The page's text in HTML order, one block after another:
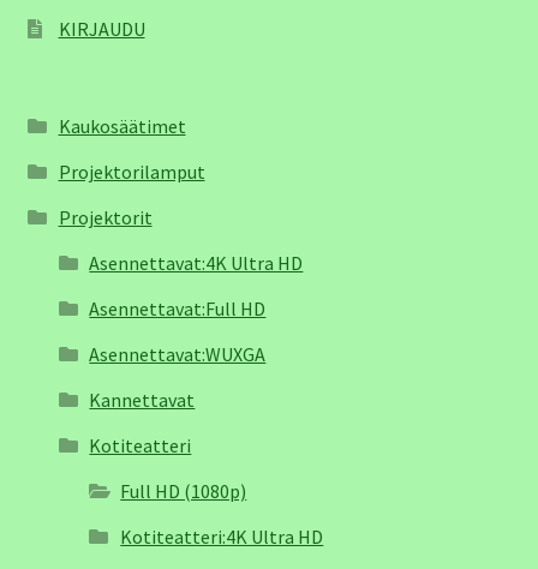
KIRJAUDU
Kaukosäätimet
Projektorilamput
Projektorit
Asennettavat:4K Ultra HD
Asennettavat:Full HD
Asennettavat:WUXGA
Kannettavat
Kotiteatteri
Full HD (1080p)
Kotiteatteri:4K Ultra HD